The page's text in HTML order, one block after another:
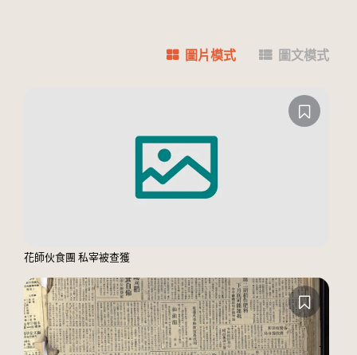
圖片模式 圖文模式
花師伙食團 私宰被查獲